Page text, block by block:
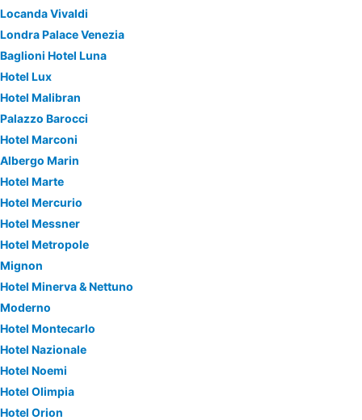
Locanda Vivaldi
Londra Palace Venezia
Baglioni Hotel Luna
Hotel Lux
Hotel Malibran
Palazzo Barocci
Hotel Marconi
Albergo Marin
Hotel Marte
Hotel Mercurio
Hotel Messner
Hotel Metropole
Mignon
Hotel Minerva & Nettuno
Moderno
Hotel Montecarlo
Hotel Nazionale
Hotel Noemi
Hotel Olimpia
Hotel Orion